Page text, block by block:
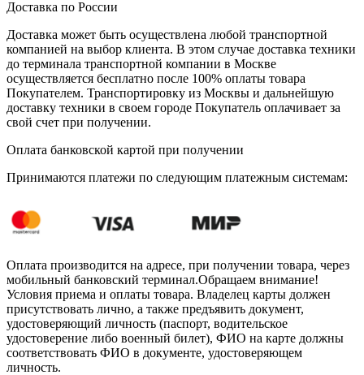
Доставка по России
Доставка может быть осуществлена любой транспортной
компанией на выбор клиента. В этом случае доставка техники
до терминала транспортной компании в Москве
осуществляется бесплатно после 100% оплаты товара
Покупателем. Транспортировку из Москвы и дальнейшую
доставку техники в своем городе Покупатель оплачивает за
свой счет при получении.
Оплата банковской картой при получении
Принимаются платежи по следующим платежным системам:
Оплата производится на адресе, при получении товара, через
мобильный банковский терминал.Обращаем внимание!
Условия приема и оплаты товара. Владелец карты должен
присутствовать лично, а также предъявить документ,
удостоверяющий личность (паспорт, водительское
удостоверение либо военный билет), ФИО на карте должны
соответствовать ФИО в документе, удостоверяющем
личность.